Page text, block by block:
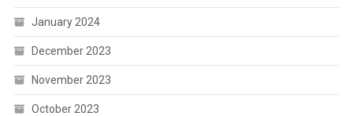
January 2024
December 2023
November 2023
October 2023